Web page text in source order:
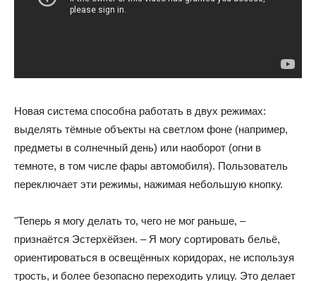
Новая система способна работать в двух режимах:
выделять тёмные объекты на светлом фоне (например,
предметы в солнечный день) или наоборот (огни в
темноте, в том числе фары автомобиля). Пользователь
переключает эти режимы, нажимая небольшую кнопку.
"Теперь я могу делать то, чего не мог раньше, –
признаётся Эстерхёйзен. – Я могу сортировать бельё,
ориентироваться в освещённых коридорах, не используя
трость, и более безопасно переходить улицу. Это делает